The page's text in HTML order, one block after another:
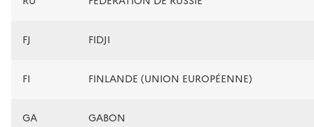
FJ FIDJI
FI FINLANDE (UNION EUROPÉENNE)
GA GABON